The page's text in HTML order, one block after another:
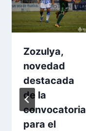
Zozulya,
novedad
destacada
de la
convocatoria
para el